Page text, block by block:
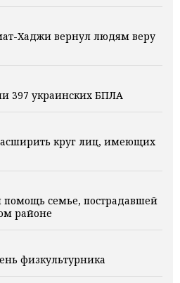
Хаджи вернул людям веру
397 украинских БПЛА
круг лиц, имеющих
семье, пострадавшей
районе
физкультурника